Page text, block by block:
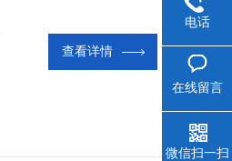
查看详情
电话
在线留言
微信扫一扫